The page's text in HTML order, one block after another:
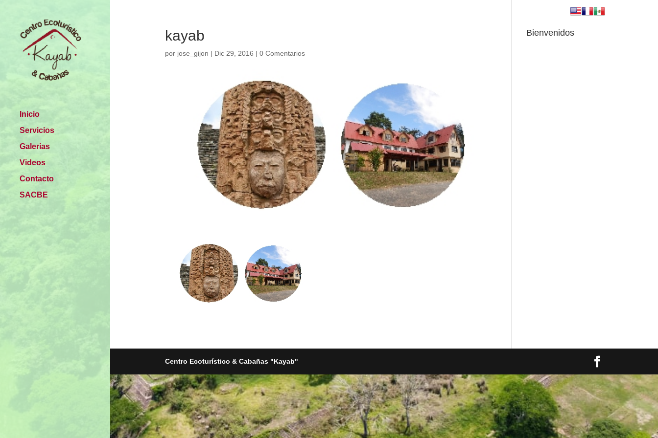
Inicio
Servicios
Galerias
Videos
Contacto
SACBE
kayab
por jose_gijon | Dic 29, 2016 | 0 Comentarios
Bienvenidos
Centro Ecoturístico & Cabañas "Kayab"